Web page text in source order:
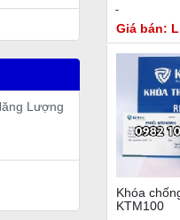
Lượng
Giá bán:
Khóa
KTM100